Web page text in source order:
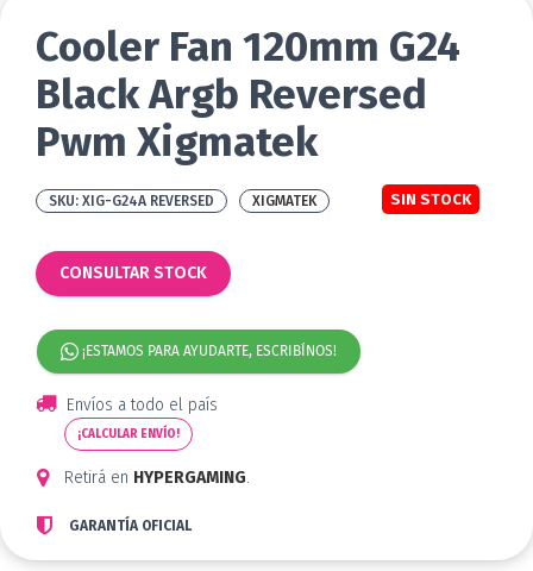
Cooler Fan 120mm G24
Black Argb Reversed
Pwm Xigmatek
XIG-G24A REVERSED SIN STOCK
XIGMATEK
CONSULTAR STOCK
¡ESTAMOS PARA AYUDARTE, ESCRIBÍNOS!
Envíos a todo el país
¡CALCULAR ENVÍO!
Retirá en HYPERGAMING.
GARANTÍA OFICIAL